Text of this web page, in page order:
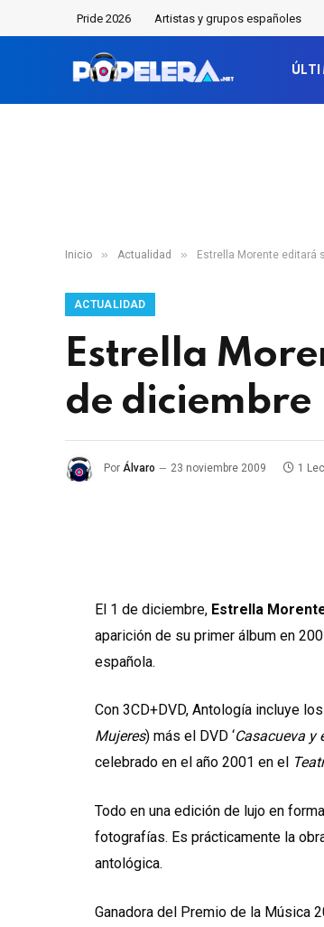
Pride 2026 Artistas y grupos españoles
Inicio » Actualidad » Estrella Morente editará
ACTUALIDAD
Estrella
de diciembre
Por Álvaro 23 noviembre 2009 1
El 1 de diciembre, Estrella
aparición de su primer álbum en
española.
Con 3CD+DVD, Antología incluye
Mujeres) más el DVD ‘Casacueva y
celebrado en el año 2001 en el
Todo en una edición de lujo en
fotografías. Es prácticamente la
antológica.
Ganadora del Premio de la Música